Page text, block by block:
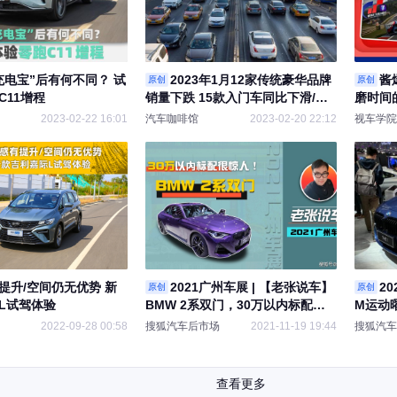
电宝”后有何不同？ 试
增程
2023-02-22 16:01
原创
2023年1月12家传统豪华品牌
销量下跌 15款入门车同比下滑/品
牌保值率全线下跌
汽车咖啡馆 2023-02-20 22:12
原创
酱
磨时间
视车学院
升/空间仍无优势 新
试驾体验
2022-09-28 00:58
原创
2021广州车展 | 【老张说车】
BMW 2系双门，30万以内标配惊
人！
搜狐汽车后市场 2021-11-19 19:44
原创
M运动
搜狐汽车
查看更多